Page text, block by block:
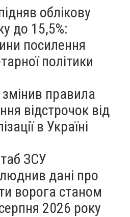
облікову
до 15,5%:
посилення
політики
правила
відстрочок від
в Україні
ЗСУ
дані про
ворога станом
2026 року